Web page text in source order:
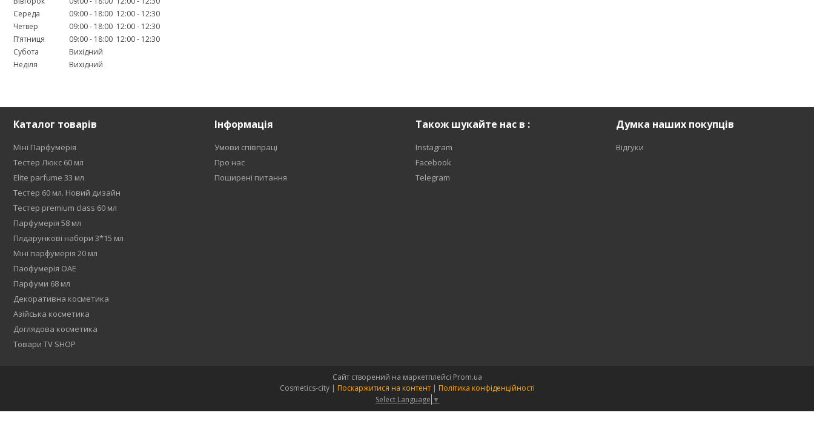
Середа
09:00 18:00 12:00
12:30
Четвер
09:00 18:00 12:00
12:30
Пʼятниця
09:00 18:00 12:00
12:30
Субота
Вихідний
Неділя
Вихідний
Каталог товарів
Міні Парфумерія
Тестер Люкс 60 мл
Elite parfume 33 мл
Тестер 60 мл. Новий дизайн
Тестер premium class 60 мл
Парфумерія 58 мл
Плдарункові набори 3*15 мл
Міні парфумерія 20 мл
Паофумерія ОАЕ
Парфуми 68 мл
Декоративна косметика
Азійська косметика
Доглядова косметика
Товари TV SHOP
Інформація
Умови співпраці
Про нас
Поширені питання
Також шукайте нас в :
Instagram
Facebook
Telegram
Думка наших покупців
Відгуки
Сайт створений на маркетплейсі Prom.ua
Cosmetics-city | Поскаржитися на контент | Політика конфіденційності
Select Language ▼